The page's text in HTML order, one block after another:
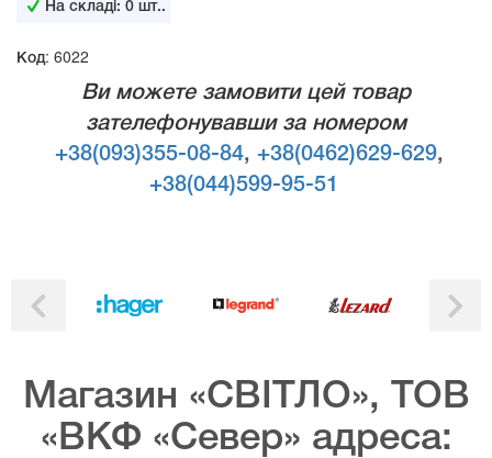
На складі:0 шт..
Код: 6022
Ви можете замовити цей товар
зателефонувавши за номером
+38(093)355-08-84, +38(0462)629-629,
+38(044)599-95-51
Магазин «СВІТЛО», ТОВ
«ВКФ «Север» адреса: